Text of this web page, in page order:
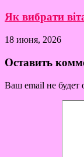
Як вибрати
18 июня, 2026
Оставить
Ваш email не будет